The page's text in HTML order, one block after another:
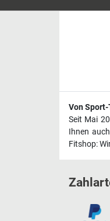
Von
Seit Mai
Ihnen
Fitshop: